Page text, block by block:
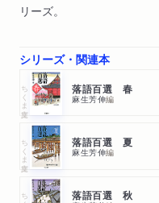
リーズ。
シリーズ・関連本
ちくま文庫 落語百選 春
麻生芳伸編
ちくま文庫 落語百選 夏
麻生芳伸編
落語百選 秋